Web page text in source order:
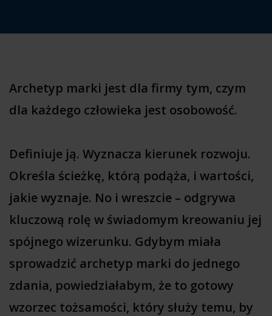
Archetyp marki jest dla firmy tym, czym
dla każdego człowieka jest osobowość.
Definiuje ją. Wyznacza kierunek rozwoju.
Określa ścieżkę, którą podąża, i wartości,
jakie wyznaje. No i wreszcie – odgrywa
kluczową rolę w świadomym kreowaniu jej
spójnego wizerunku. Gdybym miała
sprowadzić archetyp marki do jednego
zdania, powiedziałabym, że to gotowy
wzorzec tożsamości, który służy temu, by